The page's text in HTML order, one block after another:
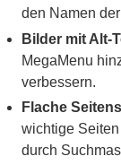
den Namen
Bilder mit Alt-
MegaMenu
verbessern.
Flache
wichtige
durch